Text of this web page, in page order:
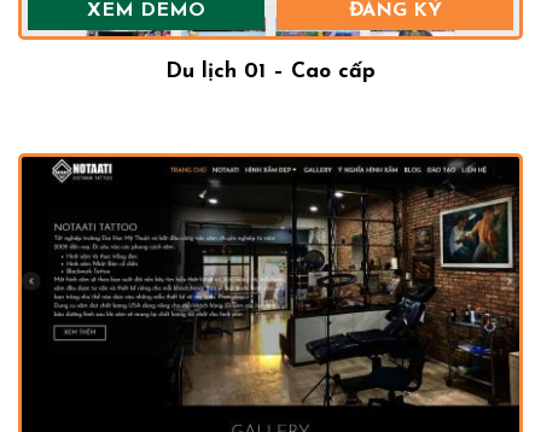
XEM DEMO ĐĂNG KÝ
Du lịch 01 – Cao cấp